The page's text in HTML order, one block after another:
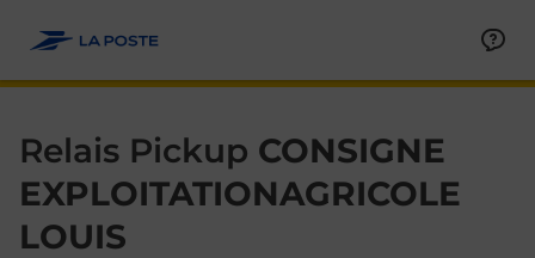
Relais Pickup CONSIGNE
EXPLOITATIONAGRICOLE
LOUIS